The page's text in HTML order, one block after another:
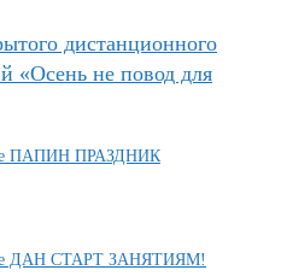
дистанционного
«Осень не повод для